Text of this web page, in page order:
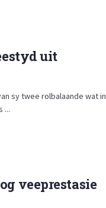
uit
sy twee rolbal­aande wat in
...
veeprestasie